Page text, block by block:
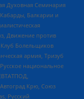
Духовная Семинария
Балкарии и
Движение против
Клуб Болельщиков
армия, Тризуб
национальное
Крю, Союз
Русский